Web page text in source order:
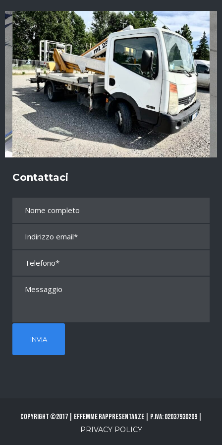
Contattaci
Copyright ©2017 | Effemme Rappresentanze | P.Iva: 02037930209 |
PRIVACY POLICY